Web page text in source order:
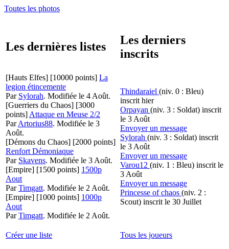
Toutes les photos
Les dernières listes
Les derniers
inscrits
[Hauts Elfes] [10000 points] La
legion étincemente
Par Sylorah. Modifiée le 4 Août.
[Guerriers du Chaos] [3000
points] Attaque en Meuse 2/2
ParArtorius88. Modifiée le 3
Août.
[Démons du Chaos] [2000 points]
Renfort Démoniaque
Par Skavens. Modifiée le 3 Août.
[Empire] [1500 points] 1500p
Aout
ParTimgatt. Modifiée le 2 Août.
[Empire] [1000 points] 1000p
Aout
ParTimgatt. Modifiée le 2 Août.
Thindaraiel (niv. 0 : Bleu)
inscrit hier
Orpayan (niv. 3 : Soldat) inscrit
le 3 Août
Envoyer un message
Sylorah (niv. 3 : Soldat) inscrit
le 3 Août
Envoyer un message
Varou12 (niv. 1 : Bleu) inscrit le
3 Août
Envoyer un message
Princesse of chaos (niv. 2 :
Scout) inscrit le 30 Juillet
Créer une liste Tous les joueurs